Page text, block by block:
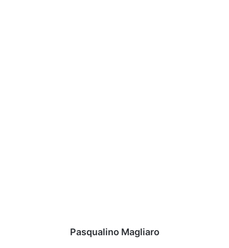
Pasqualino Magliaro